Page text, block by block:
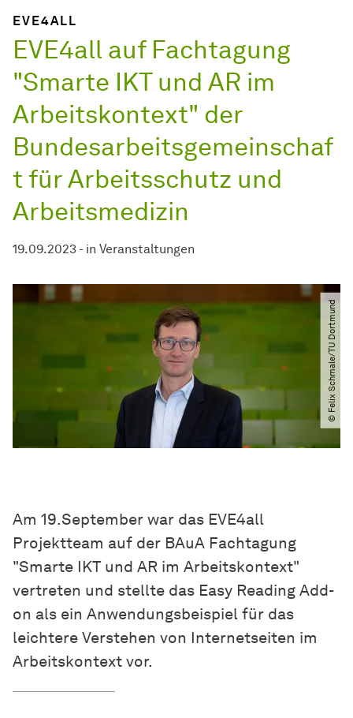
EVE4ALL
EVE4all auf Fachtagung
"Smarte IKT und AR im
Arbeitskontext" der
Bundesarbeitsgemeinschaf
t für Arbeitsschutz und
Arbeitsmedizin
19.09.2023 - in Veranstaltungen
© Felix Schmale​/​TU Dortmund
Am 19.September war das EVE4all
Projektteam auf der BAuA Fachtagung
"Smarte IKT und AR im Arbeitskontext"
vertreten und stellte das Easy Reading Add-
on als ein Anwendungsbeispiel für das
leichtere Verstehen von Internetseiten im
Arbeitskontext vor.